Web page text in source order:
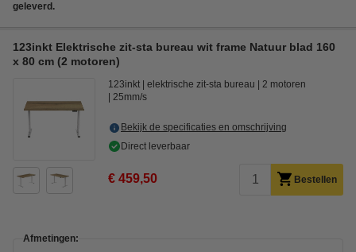
geleverd.
123inkt Elektrische zit-sta bureau wit frame Natuur blad 160
x 80 cm (2 motoren)
123inkt elektrische zit-sta bureau
2 motoren
25mm/s
Bekijk de specificaties en omschrijving
Direct leverbaar
€ 459,50 Bestellen
Afmetingen: